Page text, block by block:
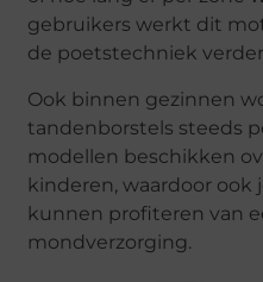
gebruikers werkt dit
de poetstechniek
Ook binnen gezinnen
tandenborstels steeds
modellen beschikken
kinderen, waardoor ook
kunnen profiteren van
mondverzorging.